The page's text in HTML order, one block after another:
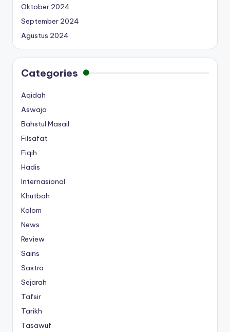
Oktober 2024
September 2024
Agustus 2024
Categories
Aqidah
Aswaja
Bahstul Masail
Filsafat
Fiqih
Hadis
Internasional
Khutbah
Kolom
News
Review
Sains
Sastra
Sejarah
Tafsir
Tarikh
Tasawuf